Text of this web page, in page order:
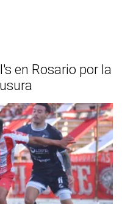
en Rosario por la